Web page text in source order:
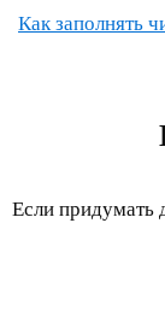
Как заполнять
Если придумать